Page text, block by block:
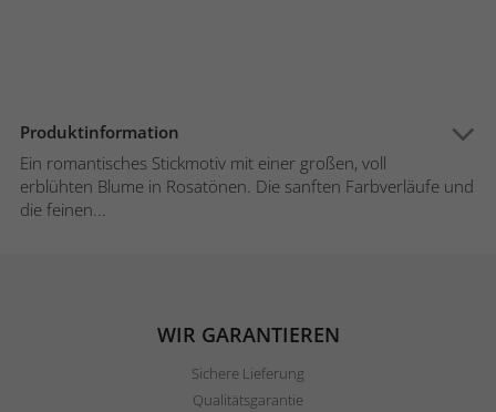
Produktinformation
Ein romantisches Stickmotiv mit einer großen, voll
erblühten Blume in Rosatönen. Die sanften Farbverläufe und
die feinen...
WIR GARANTIEREN
Sichere Lieferung
Qualitätsgarantie